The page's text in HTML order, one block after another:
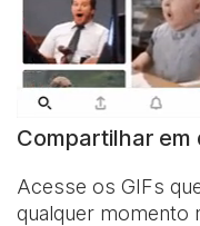
Compartilhar em
Acesse os GIFs
qualquer momento